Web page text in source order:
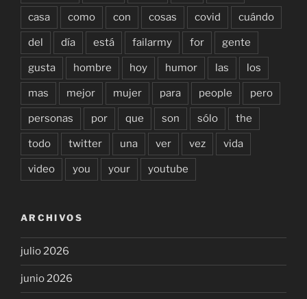
casa como con cosas covid cuándo
del día está failarmy for gente
gusta hombre hoy humor las los
mas mejor mujer para people pero
personas por que son sólo the
todo twitter una ver vez vida
video you your youtube
ARCHIVOS
julio 2026
junio 2026